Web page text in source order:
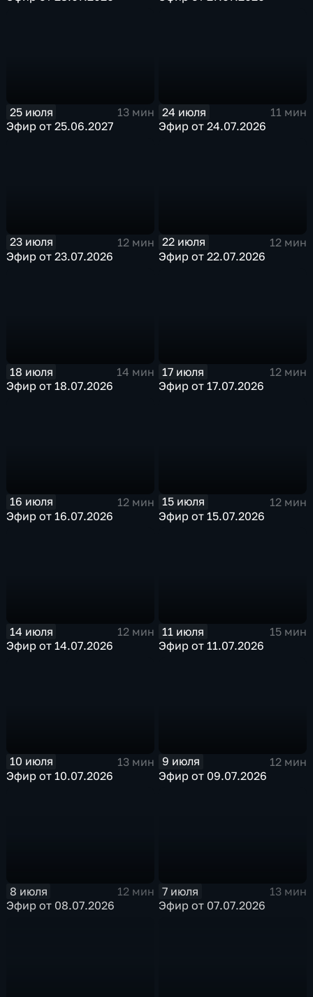
25 июля
13 мин
Эфир от 25.06.2027
24 июля
11 мин
Эфир от 24.07.2026
23 июля
12 мин
Эфир от 23.07.2026
22 июля
12 мин
Эфир от 22.07.2026
18 июля
14 мин
Эфир от 18.07.2026
17 июля
12 мин
Эфир от 17.07.2026
16 июля
12 мин
Эфир от 16.07.2026
15 июля
12 мин
Эфир от 15.07.2026
14 июля
12 мин
Эфир от 14.07.2026
11 июля
15 мин
Эфир от 11.07.2026
10 июля
13 мин
Эфир от 10.07.2026
9 июля
12 мин
Эфир от 09.07.2026
8 июля
12 мин
Эфир от 08.07.2026
7 июля
13 мин
Эфир от 07.07.2026